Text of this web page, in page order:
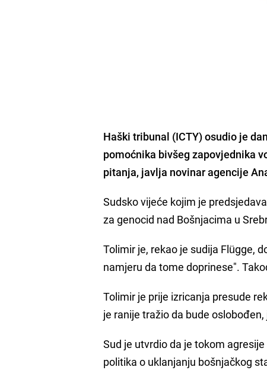
Haški tribunal (ICTY) osudio je
pomoćnika bivšeg zapovjednika
pitanja, javlja novinar agencije
Sudsko vijeće kojim je
za genocid nad Bošnjacima u
Tolimir je, rekao je sudija Flügge,
namjeru da tome doprinese".
Tolimir je prije izricanja presude
je ranije tražio da bude
Sud je utvrdio da je tokom
politika o uklanjanju bošnjačkog